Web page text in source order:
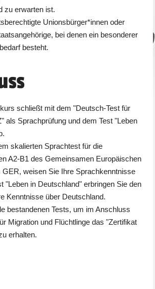
zu erwarten ist.
Unionsbürger*innen oder
bei denen ein besonderer
besteht.
schließt mit dem "Deutsch-Test für
als Sprachprüfung und dem Test "Leben
skalierten Sprachtest für die
A2-B1 des Gemeinsamen Europäischen
weisen Sie Ihre Sprachkenntnisse
"Leben in Deutschland" erbringen Sie den
Kenntnisse über Deutschland.
bestandenen Tests, um im Anschluss
Migration und Flüchtlinge das "Zertifikat
erhalten.